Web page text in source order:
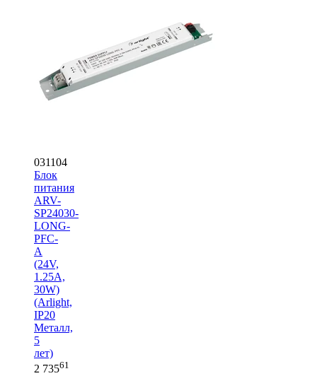
031104
Блок
питания
ARV-
SP24030-
LONG-
PFC-
A
(24V,
1.25A,
30W)
(Arlight,
IP20
Металл,
5
лет)
2 73561